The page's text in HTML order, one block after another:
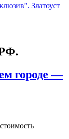
Златоуст
городе —